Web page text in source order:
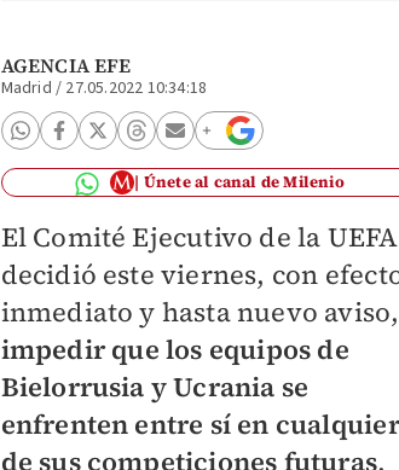
AGENCIA EFE
Madrid / 27.05.2022 10:34:18
Únete al canal de Milenio
El Comité Ejecutivo de la UEFA
decidió este viernes, con
inmediato y hasta nuevo aviso,
impedirque los equipos de
Bielorrusia y Ucrania se
enfrenten entre sí en
de sus competiciones futuras.